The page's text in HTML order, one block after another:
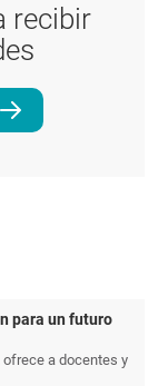
recibir
para un futuro
ofrece a docentes y